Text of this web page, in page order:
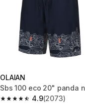
OLAIAN
Sbs 100 eco 20" panda
4.9
4.9 out of 5 stars from
(2073)